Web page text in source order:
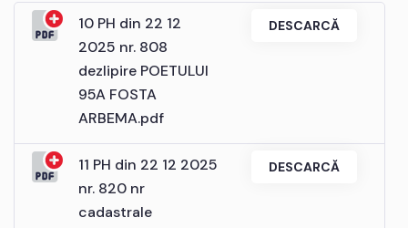
10 PH din 22 12
2025 nr. 808
dezlipire POETULUI
95A FOSTA
ARBEMA.pdf
DESCARCĂ
11 PH din 22 12 2025
nr. 820 nr
cadastrale
DESCARCĂ